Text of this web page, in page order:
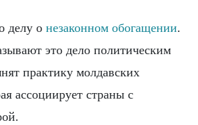
делу о незаконном обогащении.
это дело политическим
практику молдавских
ассоциирует страны с